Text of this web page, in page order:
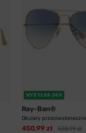
WYSYŁKA 24H
Ray-Ban®
Okulary
450,99 zł 535,99 zł